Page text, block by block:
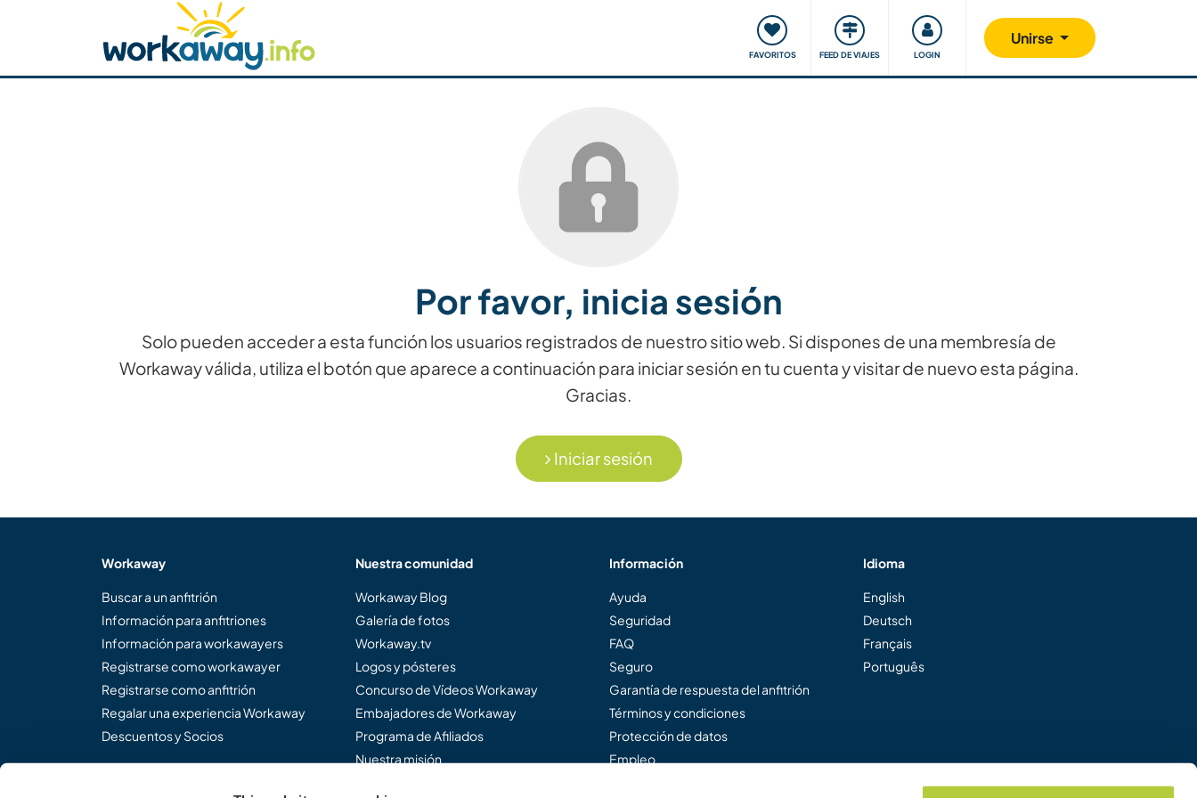
FAVORITOS FEED DE VIAJES LOGIN
Unirse
Buscar anfitrión Busca un compañero Viajar y aprender Comunidad Nos implicamos
Seguridad
Por favor, inicia sesión
Solo pueden acceder a esta función los usuarios registrados de nuestro sitio web. Si dispones de una membresía de
Workaway válida, utiliza el botón que aparece a continuación para iniciar sesión en tu cuenta y visitar de nuevo esta página.
Gracias.
Iniciar sesión
Workaway
Buscar a un anfitrión
Información para anfitriones
Información para workawayers
Registrarse como workawayer
Registrarse como anfitrión
Regalar una experiencia Workaway
Descuentos y Socios
Nuestra comunidad
Workaway Blog
Galería de fotos
Workaway.tv
Logos y pósteres
Concurso de Vídeos Workaway
Embajadores de Workaway
Programa de Afiliados
Nuestra misión
Información
Ayuda
Seguridad
FAQ
Seguro
Garantía de respuesta del anfitrión
Términos y condiciones
Protección de datos
Empleo
Idioma
English
Deutsch
Français
Português